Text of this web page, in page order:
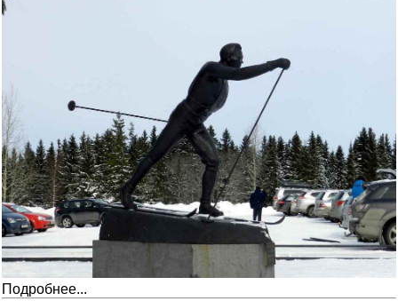
Подробнее...